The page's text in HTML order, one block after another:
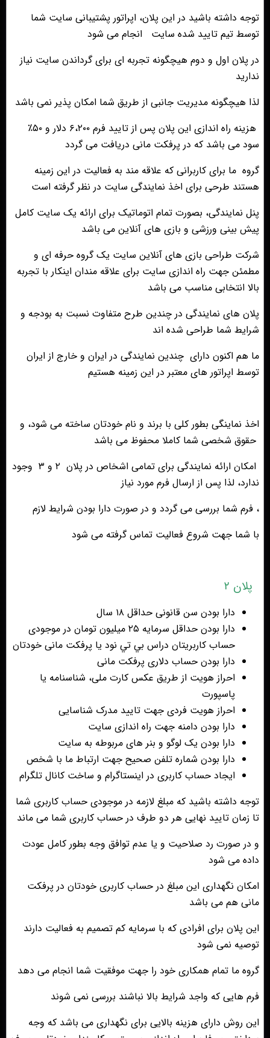
توجه داشته باشید در این پلان، اپراتور پشتیبانی سایت شما
توسط تیم تایید شده سایت انجام می شود
در پلان اول و دوم هیچگونه تجربه ای برای گرداندن سایت نیاز
ندارید
لذا هیچگونه مدیریت جانبی از طریق شما امکان پذیر نمی باشد
هزینه راه اندازی این پلان پس از تایید فرم ۶،۲۰۰ دلار و ۵۰٪
سود می باشد که در پرفکت مانی دریافت می گردد
گروه ما براى كاربرانى كه علاقه مند به فعاليت در اين زمينه
هستند طرحى براى اخذ نمايندگى سايت در نظر گرفته است
پنل نمایندگی، بصورت تمام اتوماتیک برای ارائه یک سایت کامل
پیش بینی ورزشی و بازی های آنلاین می باشد
شرکت طراحی بازی های آنلاین سایت یک گروه حرفه ای و
مطمئن جهت راه اندازی سایت برای علاقه مندان اینکار با تجربه
بالا انتخابی مناسب می باشد
پلان های نمایندگی در چندین طرح متفاوت نسبت به بودجه و
شرایط شما طراحی شده اند
ما هم اکنون دارای چندین نمایندگی در ایران و خارج از ایران
توسط اپراتور های معتبر در این زمینه هستیم
اخذ نماینگی بطور کلی با برند و نام خودتان ساخته می شود، و
حقوق شخصی شما کاملا محفوظ می باشد
امکان ارائه نمایندگی برای تمامی اشخاص در پلان ۲ و ۳ وجود
ندارد، لذا پس از ارسال فرم مورد نیاز
، فرم شما بررسی می گردد و در صورت دارا بودن شرایط لازم
با شما جهت شروع فعالیت تماس گرفته می شود
پلان ۲
دارا بودن سن قانونی حداقل ۱۸ سال
دارا بودن حداقل سرمایه ۲۵ میلیون تومان در موجودی
حساب کاربریتان دراس بي تي نود یا پرفکت مانی خودتان
دارا بودن حساب دلاری پرفکت مانی
احراز هویت از طریق عکس کارت ملی، شناسنامه یا
پاسپورت
احراز هویت فردی جهت تایید مدرک شناسایی
دارا بودن دامنه جهت راه اندازی سایت
دارا بودن یک لوگو و بنر های مربوطه به سایت
دارا بودن شماره تلفن صحیح جهت ارتباط ما با شخص
ایجاد حساب کاربری در اینستاگرام و ساخت کانال تلگرام
توجه داشته باشید که مبلغ لازمه در موجودی حساب کاربری شما
تا زمان تایید نهایی هر دو طرف در حساب کاربری شما می ماند
و در صورت رد صلاحیت و یا عدم توافق وجه بطور کامل عودت
داده می شود
امکان نگهداری این مبلغ در حساب کاربری خودتان در پرفکت
مانی هم می باشد
این پلان برای افرادی که با سرمایه کم تصمیم به فعالیت دارند
توصیه نمی شود
گروه ما تمام همکاری خود را جهت موفقیت شما انجام می دهد
فرم هایی که واجد شرایط بالا نباشند بررسی نمی شوند
این روش دارای هزینه بالایی برای نگهداری می باشد که وجه